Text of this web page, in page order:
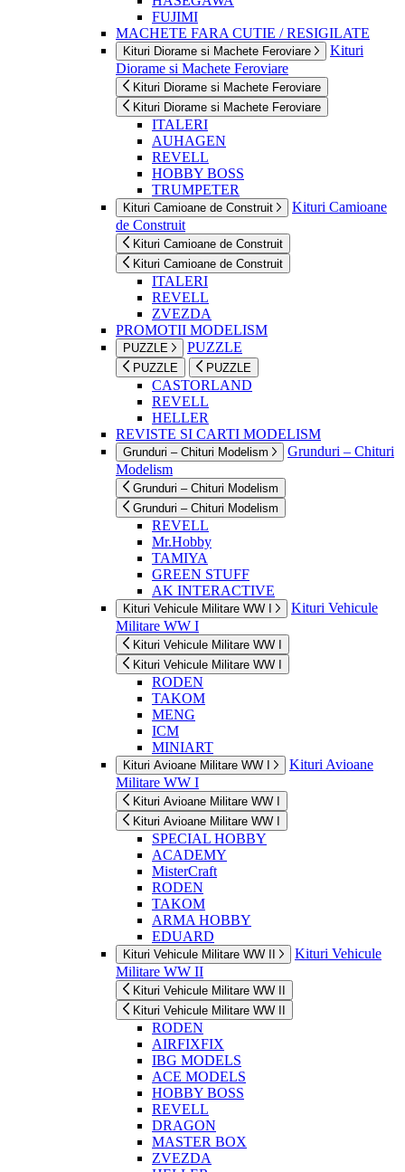
FUJIMI
MACHETE FARA CUTIE / RESIGILATE
Kituri Diorame si Machete Feroviare
Kituri
Diorame si Machete Feroviare
Kituri Diorame si Machete Feroviare
Kituri Diorame si Machete Feroviare
ITALERI
AUHAGEN
REVELL
HOBBY BOSS
TRUMPETER
Kituri Camioane de Construit
Kituri Camioane
de Construit
Kituri Camioane de Construit
Kituri Camioane de Construit
ITALERI
REVELL
ZVEZDA
PROMOTII MODELISM
PUZZLE PUZZLE
PUZZLE PUZZLE
CASTORLAND
REVELL
HELLER
REVISTE SI CARTI MODELISM
Grunduri – Chituri Modelism
Grunduri – Chituri
Modelism
Grunduri – Chituri Modelism
Grunduri – Chituri Modelism
REVELL
Mr.Hobby
TAMIYA
GREEN STUFF
AK INTERACTIVE
Kituri Vehicule Militare WW I
Kituri Vehicule
Militare WW I
Kituri Vehicule Militare WW I
Kituri Vehicule Militare WW I
RODEN
TAKOM
MENG
ICM
MINIART
Kituri Avioane Militare WW I
Kituri Avioane
Militare WW I
Kituri Avioane Militare WW I
Kituri Avioane Militare WW I
SPECIAL HOBBY
ACADEMY
MisterCraft
RODEN
TAKOM
ARMA HOBBY
EDUARD
Kituri Vehicule Militare WW II
Kituri Vehicule
Militare WW II
Kituri Vehicule Militare WW II
Kituri Vehicule Militare WW II
RODEN
AIRFIXFIX
IBG MODELS
ACE MODELS
HOBBY BOSS
REVELL
DRAGON
MASTER BOX
ZVEZDA